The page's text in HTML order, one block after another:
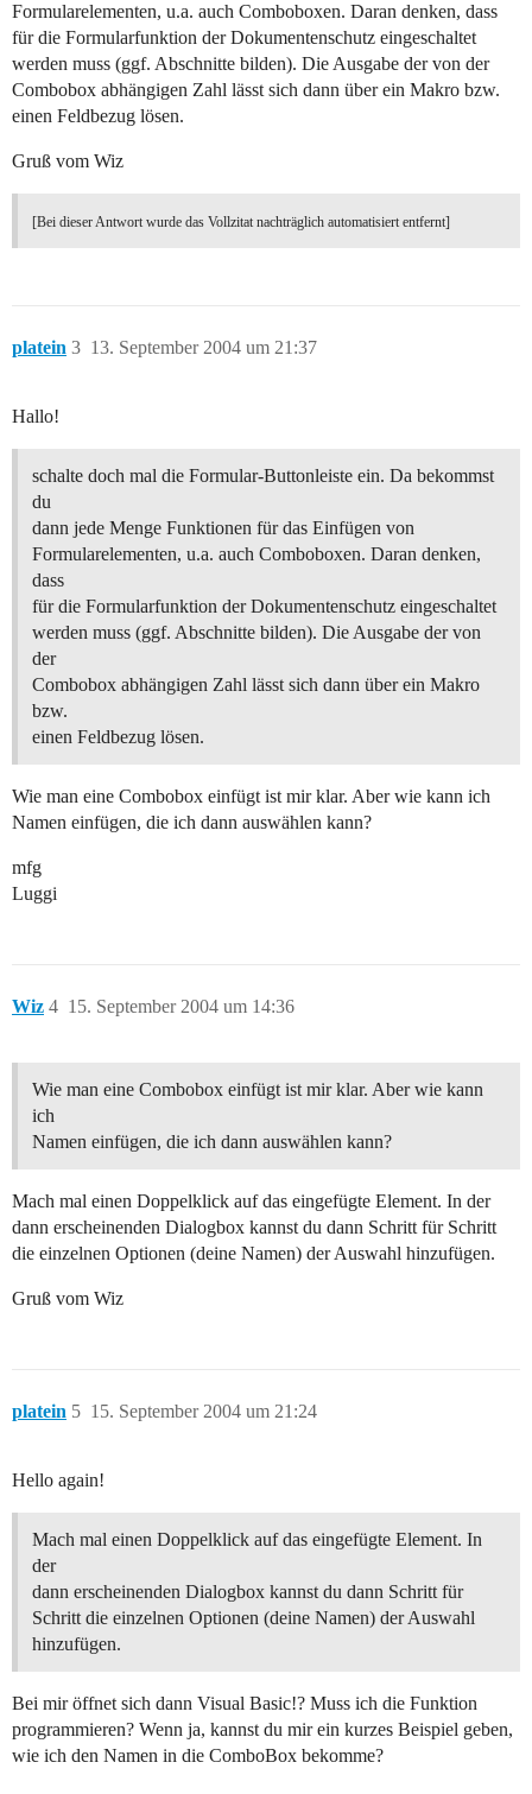
Formularelementen, u.a. auch Comboboxen. Daran denken, dass
für die Formularfunktion der Dokumentenschutz eingeschaltet
werden muss (ggf. Abschnitte bilden). Die Ausgabe der von der
Combobox abhängigen Zahl lässt sich dann über ein Makro bzw.
einen Feldbezug lösen.
Gruß vom Wiz
[Bei dieser Antwort wurde das Vollzitat nachträglich automatisiert entfernt]
platein 13. September 2004 um 21:37
3
Hallo!
schalte doch mal die Formular-Buttonleiste ein. Da bekommst
du
dann jede Menge Funktionen für das Einfügen von
Formularelementen, u.a. auch Comboboxen. Daran denken,
dass
für die Formularfunktion der Dokumentenschutz eingeschaltet
werden muss (ggf. Abschnitte bilden). Die Ausgabe der von
der
Combobox abhängigen Zahl lässt sich dann über ein Makro
bzw.
einen Feldbezug lösen.
Wie man eine Combobox einfügt ist mir klar. Aber wie kann ich
Namen einfügen, die ich dann auswählen kann?
mfg
Luggi
Wiz 15. September 2004 um 14:36
4
Wie man eine Combobox einfügt ist mir klar. Aber wie kann
ich
Namen einfügen, die ich dann auswählen kann?
Mach mal einen Doppelklick auf das eingefügte Element. In der
dann erscheinenden Dialogbox kannst du dann Schritt für Schritt
die einzelnen Optionen (deine Namen) der Auswahl hinzufügen.
Gruß vom Wiz
platein 15. September 2004 um 21:24
5
Hello again!
Mach mal einen Doppelklick auf das eingefügte Element. In
der
dann erscheinenden Dialogbox kannst du dann Schritt für
Schritt die einzelnen Optionen (deine Namen) der Auswahl
hinzufügen.
Bei mir öffnet sich dann Visual Basic!? Muss ich die Funktion
programmieren? Wenn ja, kannst du mir ein kurzes Beispiel geben,
wie ich den Namen in die ComboBox bekomme?